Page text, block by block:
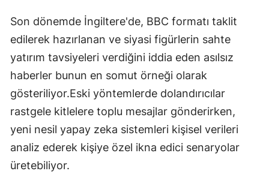
Son dönemde İngiltere'de, BBC formatı taklit
edilerek hazırlanan ve siyasi figürlerin sahte
yatırım tavsiyeleri verdiğini iddia eden asılsız
haberler bunun en somut örneği olarak
gösteriliyor.Eski yöntemlerde dolandırıcılar
rastgele kitlelere toplu mesajlar gönderirken,
yeni nesil yapay zeka sistemleri kişisel verileri
analiz ederek kişiye özel ikna edici senaryolar
üretebiliyor.